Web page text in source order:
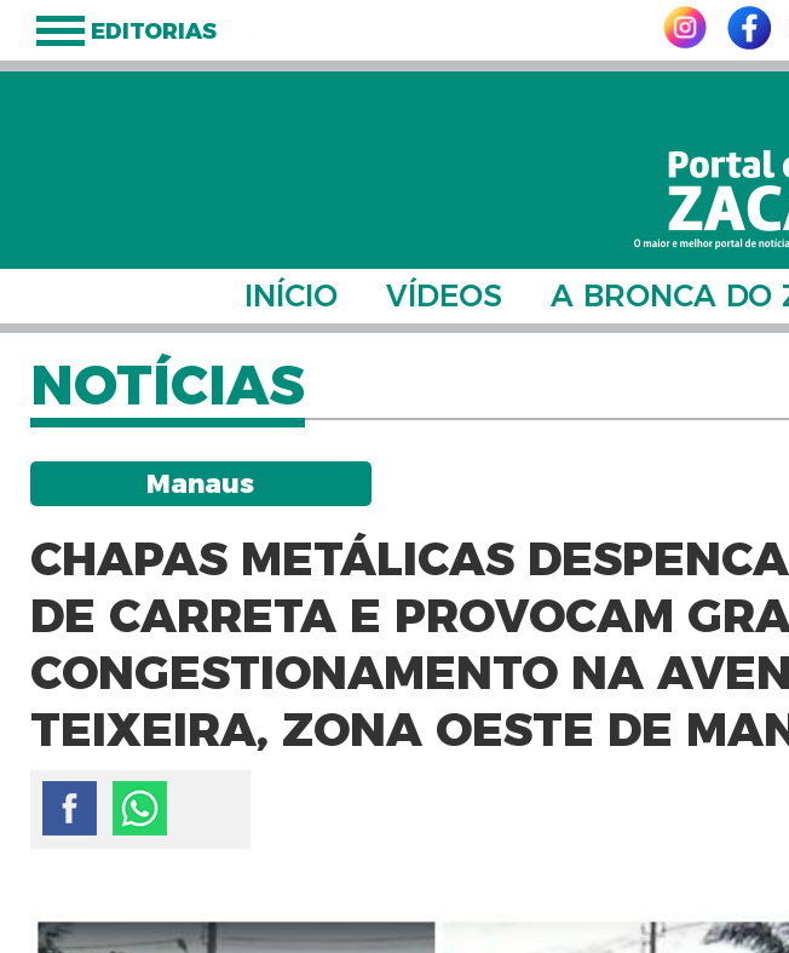
EDITORIAS
INÍCIO VÍDEOS A BRONCA DO
NOTÍCIAS
Manaus
CHAPAS METÁLICAS
DE CARRETA E PROVOCAM
CONGESTIONAMENTO NA
TEIXEIRA, ZONA OESTE DE